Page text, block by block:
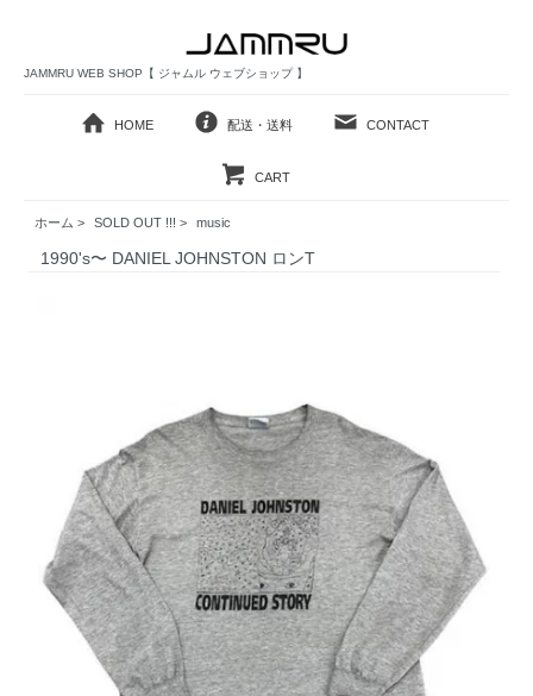
JAMMRU WEB SHOP【 ジャムル ウェブショップ 】
HOME 配送・送料 CONTACT
CART
ホーム > SOLD OUT !!! > music
1990's〜 DANIEL JOHNSTON ロンT